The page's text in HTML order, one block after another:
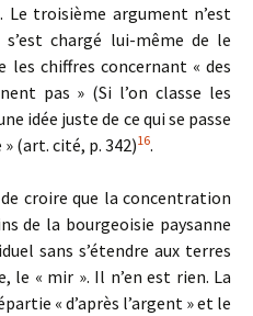
Le troisième argument n’est
chargé lui-même de le
les chiffres concernant « des
pas » (Si l’on classe les
idée juste de ce qui se passe
(art. cité, p. 342)16.
croire que la concentration
de la bourgeoisie paysanne
sans s’étendre aux terres
le « mir ». Il n’en est rien. La
« d’après l’argent » et le